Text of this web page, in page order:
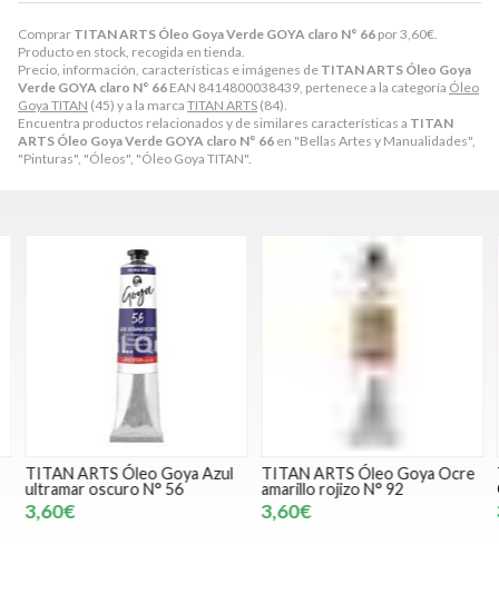
Comprar TITAN ARTS Óleo Goya Verde GOYA claro N° 66 por3,60€.
Producto en stock, recogida en tienda.
Precio, información, características e imágenes de TITAN ARTS Óleo Goya
Verde GOYA claro N° 66 EAN 8414800038439, pertenece a la categoría Óleo
Goya TITAN (45) y a la marca TITAN ARTS (84).
Encuentra productos relacionados y de similares características a TITAN
ARTS Óleo Goya Verde GOYA claro N° 66 en "Bellas Artes y Manualidades",
"Pinturas", "Óleos", "Óleo Goya TITAN".
TITAN ARTS Óleo Goya Azul
ultramar oscuro N° 56
3,60€
TITAN ARTS Óleo Goya Ocre
amarillo rojizo N° 92
3,60€